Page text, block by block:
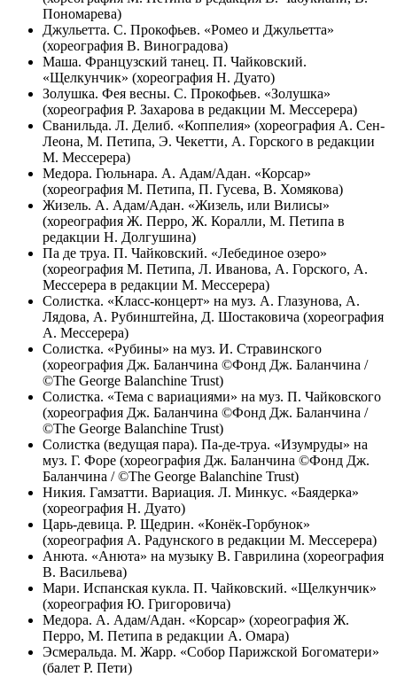
Пономарева)
Джульетта. С. Прокофьев. «Ромео и Джульетта»
(хореография В. Виноградова)
Маша. Французский танец. П. Чайковский.
«Щелкунчик» (хореография Н. Дуато)
Золушка. Фея весны. С. Прокофьев. «Золушка»
(хореография Р. Захарова в редакции М. Мессерера)
Сванильда. Л. Делиб. «Коппелия» (хореография А. Сен-
Леона, М. Петипа, Э. Чекетти, А. Горского в редакции
М. Мессерера)
Медора. Гюльнара. А. Адам/Адан. «Корсар»
(хореография М. Петипа, П. Гусева, В. Хомякова)
Жизель. А. Адам/Адан. «Жизель, или Вилисы»
(хореография Ж. Перро, Ж. Коралли, М. Петипа в
редакции Н. Долгушина)
Па де труа. П. Чайковский. «Лебединое озеро»
(хореография М. Петипа, Л. Иванова, А. Горского, А.
Мессерера в редакции М. Мессерера)
Солистка. «Класс-концерт» на муз. А. Глазунова, А.
Лядова, А. Рубинштейна, Д. Шостаковича (хореография
А. Мессерера)
Солистка. «Рубины» на муз. И. Стравинского
(хореография Дж. Баланчина ©Фонд Дж. Баланчина /
©The George Balanchine Trust)
Солистка. «Тема с вариациями» на муз. П. Чайковского
(хореография Дж. Баланчина ©Фонд Дж. Баланчина /
©The George Balanchine Trust)
Солистка (ведущая пара). Па-де-труа. «Изумруды» на
муз. Г. Форе (хореография Дж. Баланчина ©Фонд Дж.
Баланчина / ©The George Balanchine Trust)
Никия. Гамзатти. Вариация. Л. Минкус. «Баядерка»
(хореография Н. Дуато)
Царь-девица. Р. Щедрин. «Конёк-Горбунок»
(хореография А. Радунского в редакции М. Мессерера)
Анюта. «Анюта» на музыку В. Гаврилина (хореография
В. Васильева)
Мари. Испанская кукла. П. Чайковский. «Щелкунчик»
(хореография Ю. Григоровича)
Медора. А. Адам/Адан. «Корсар» (хореография Ж.
Перро, М. Петипа в редакции А. Омара)
Эсмеральда. М. Жарр. «Собор Парижской Богоматери»
(балет Р. Пети)